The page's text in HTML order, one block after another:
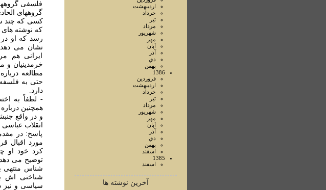
ارديبهشت
خرداد
تير
مرداد
شهريور
مهر
آبان
آذر
دي
بهمن
1386
فروردين
ارديبهشت
خرداد
تير
مرداد
شهريور
مهر
آبان
آذر
دي
بهمن
اسفند
1385
اسفند
آخرین نوشته ها
فلسفی
گروههای
کسی که چند
که نوشته های
رسد که او در
نشان می دهد.
ايرانی هم
خرمدينيان و
مطالعه
حتی به
دارد.
- لطفاً به
همچنين
و در واقع
انقلاب
پاسخ: در
مورد اقبال
کرد خود او
توضيح می
شناس منتهی
شناختی اش
سياسی و نيز